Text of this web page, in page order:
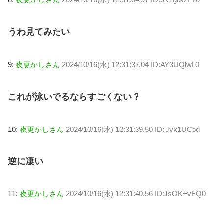
うわ見てみたい
9: 夜更かしさん 2024/10/16(水) 12:31:37.04 ID:AY3UQlwL0
これが泳いでるならすごくない？
10: 夜更かしさん 2024/10/16(水) 12:31:39.50 ID:jJvk1UCbd
逆に凄い
11: 夜更かしさん 2024/10/16(水) 12:31:40.56 ID:JsOK+vEQ0